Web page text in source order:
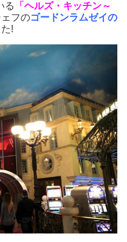
る
「ヘルズ・キッチン～
フのゴードンラムゼイの
!